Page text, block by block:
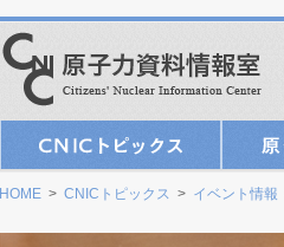
HOME > CNICトピックス > イベント情報